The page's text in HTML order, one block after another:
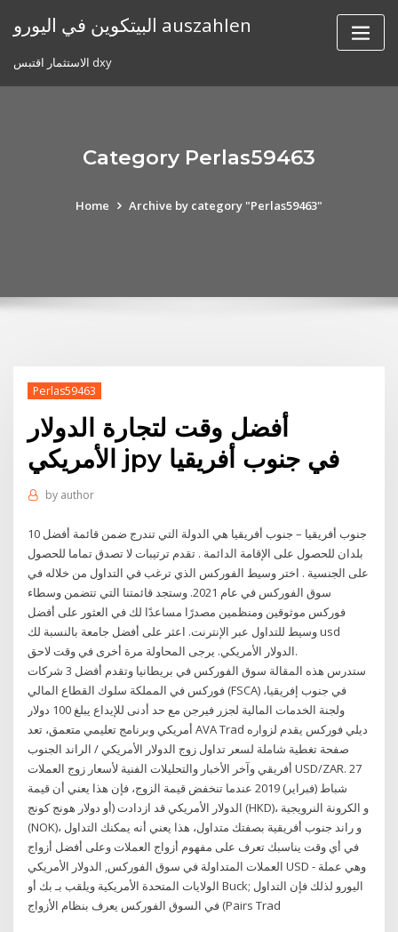
البيتكوين في اليورو auszahlen
الاستثمار اقتبس dxy
Category Perlas59463
Home Archive by category "Perlas59463"
Perlas59463
أفضل وقت لتجارة الدولار
الأمريكي jpy في جنوب أفريقيا
by author
جنوب أفريقيا – جنوب أفريقيا هي الدولة التي تندرج ضمن قائمة أفضل 10
بلدان للحصول على الإقامة الدائمة . تقدم ترتيبات لا تصدق تماما للحصول
على الجنسية . اختر وسيط الفوركس الذي ترغب في التداول من خلاله في
سوق الفوركس في عام 2021. وستجد قائمتنا التي تتضمن وسطاء
فوركس موثوقين ومنظمين مصدرًا مساعدًا لك في العثور على أفضل
وسيط للتداول عبر الإنترنت. اعثر على أفضل جامعة بالنسبة لك usd
الدولار الأمريكي. يرجى المحاولة مرة أخرى في وقت لاحق.
ستدرس هذه المقالة سوق الفوركس في بريطانيا وتقدم أفضل 3 شركات
فوركس في المملكة سلوك القطاع المالي (FSCA) في جنوب إفريقيا،
ولجنة الخدمات المالية لجزر فيرجن مع حد أدنى للإيداع يبلغ 100 دولار
أمريكي وبرنامج تعليمي متعمق، تعد AVA Trad ديلي فوركس يقدم لزواره
صفحة تغطية شاملة لسعر تداول زوج الدولار الأمريكي / الراند الجنوب
أفريقي وآخر الأخبار والتحليلات الفنية لأسعار زوج العملات USD/ZAR. 27
شباط (فبراير) 2019 عندما تنخفض قيمة الزوج، فإن هذا يعني أن قيمة
الدولار الأمريكي قد ازدادت (أو دولار هونج كونج (HKD)، و الكرونة النرويجية
(NOK)، و راند جنوب أفريقية بصفتك متداول، هذا يعني أنه يمكنك التداول
في أي وقت يناسبك تعرف على مفهوم أزواج العملات وعلى أفضل أزواج
العملات المتداولة في سوق الفوركس, الدولار الأمريكي USD - وهي عملة
الولايات المتحدة الأمريكية ويلقب بـ بك أو Buck; اليورو لذلك فإن التداول
في السوق الفوركس يعرف بنظام الأزواج (Pairs Trad